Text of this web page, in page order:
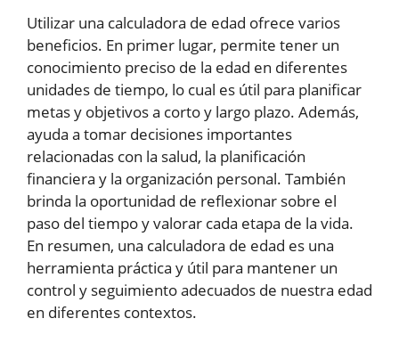
Utilizar una calculadora de edad ofrece varios
beneficios. En primer lugar, permite tener un
conocimiento preciso de la edad en diferentes
unidades de tiempo, lo cual es útil para planificar
metas y objetivos a corto y largo plazo. Además,
ayuda a tomar decisiones importantes
relacionadas con la salud, la planificación
financiera y la organización personal. También
brinda la oportunidad de reflexionar sobre el
paso del tiempo y valorar cada etapa de la vida.
En resumen, una calculadora de edad es una
herramienta práctica y útil para mantener un
control y seguimiento adecuados de nuestra edad
en diferentes contextos.